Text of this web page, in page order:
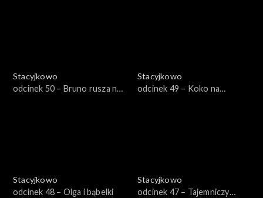
Stacyjkowo
odcinek 50 – Bruno rusza na
Stacyjkowo
odcinek 49 – Koko na
Stacyjkowo
odcinek 48 – Olga i bąbelki
Stacyjkowo
odcinek 47 – Tajemniczy